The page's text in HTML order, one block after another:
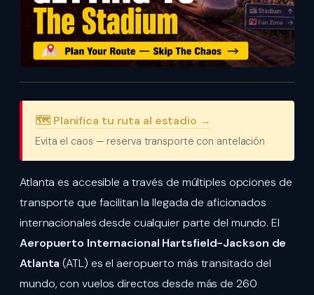
🗺️ Planifica tu ruta al estadio →
Evita el caos — reserva transporte con antelación
Atlanta es accesible a través de múltiples opciones de
transporte que facilitan la llegada de aficionados
internacionales desde cualquier parte del mundo. El
Aeropuerto Internacional Hartsfield-Jackson de
Atlanta (ATL) es el aeropuerto más transitado del
mundo, con vuelos directos desde más de 260